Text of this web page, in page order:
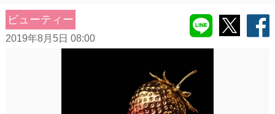
ビューティー
2019年8月5日 08:00